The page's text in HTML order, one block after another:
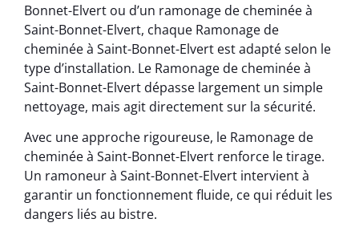
Bonnet-Elvert ou d’un ramonage de cheminée à
Saint-Bonnet-Elvert, chaque Ramonage de
cheminée à Saint-Bonnet-Elvert est adapté selon le
type d’installation. Le Ramonage de cheminée à
Saint-Bonnet-Elvert dépasse largement un simple
nettoyage, mais agit directement sur la sécurité.
Avec une approche rigoureuse, le Ramonage de
cheminée à Saint-Bonnet-Elvert renforce le tirage.
Un ramoneur à Saint-Bonnet-Elvert intervient à
garantir un fonctionnement fluide, ce qui réduit les
dangers liés au bistre.